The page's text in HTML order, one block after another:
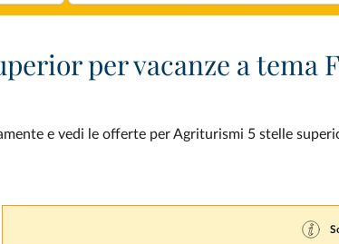
per vacanze a tema
e vedi le offerte per Agriturismi 5 stelle